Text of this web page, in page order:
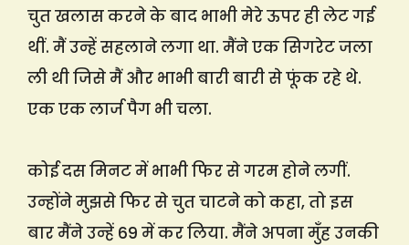
चुत खलास करने के बाद भाभी मेरे ऊपर ही लेट गई
थीं. मैं उन्हें सहलाने लगा था. मैंने एक सिगरेट जला
ली थी जिसे मैं और भाभी बारी बारी से फूंक रहे थे.
एक एक लार्ज पैग भी चला.
कोई दस मिनट में भाभी फिर से गरम होने लगीं.
उन्होंने मुझसे फिर से चुत चाटने को कहा, तो इस
बार मैंने उन्हें 69 में कर लिया. मैंने अपना मुँह उनकी